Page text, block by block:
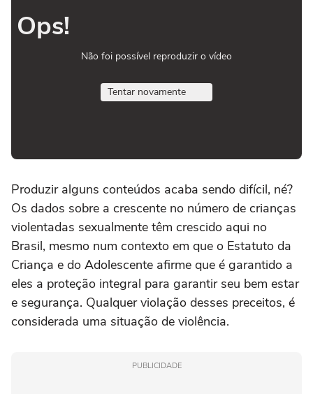
Ops!
Não foi possível reproduzir o vídeo
Tentar novamente
Produzir alguns conteúdos acaba sendo difícil, né?
Os dados sobre a crescente no número de crianças
violentadas sexualmente têm crescido aqui no
Brasil, mesmo num contexto em que o Estatuto da
Criança e do Adolescente afirme que é garantido a
eles a proteção integral para garantir seu bem estar
e segurança. Qualquer violação desses preceitos, é
considerada uma situação de violência.
PUBLICIDADE